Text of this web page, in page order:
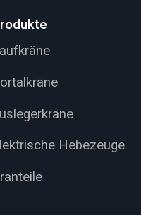
Hebezeuge